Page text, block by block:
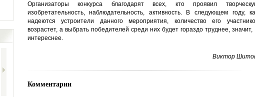
Организаторы конкурса благодарят всех, кто проявил
изобретательность, наблюдательность, активность. В следующем году,
надеются устроители данного мероприятия, количество его
возрастет, а выбрать победителей среди них будет гораздо труднее, значит,
интереснее.
Виктор
Комментарии